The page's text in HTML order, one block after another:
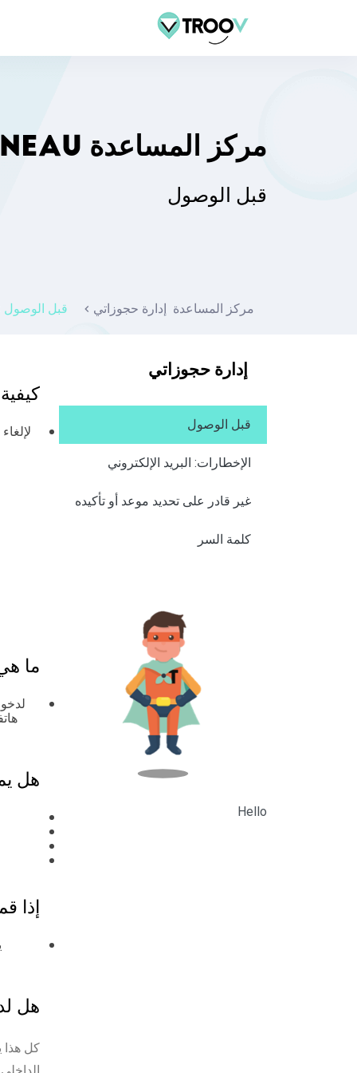
مركز المساعدة TROOV TON CRÉNEAU
قبل الوصول
مركز المساعدة إدارة حجوزاتي قبل الوصول
إدارة حجوزاتي
قبل الوصول
الإخطارات: البريد الإلكتروني
غير قادر على تحديد موعد أو تأكيده
كلمة السر
Hello
ما
هل
إذا
هل
كل هذا